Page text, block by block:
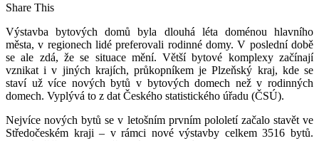
Share This
Výstavba bytových domů byla dlouhá léta doménou hlavního
města, v regionech lidé preferovali rodinné domy. V poslední době
se ale zdá, že se situace mění. Větší bytové komplexy začínají
vznikat i v jiných krajích, průkopníkem je Plzeňský kraj, kde se
staví už více nových bytů v bytových domech než v rodinných
domech. Vyplývá to z dat Českého statistického úřadu (ČSÚ).
Nejvíce nových bytů se v letošním prvním pololetí začalo stavět ve
Středočeském kraji – v rámci nové výstavby celkem 3516 bytů.